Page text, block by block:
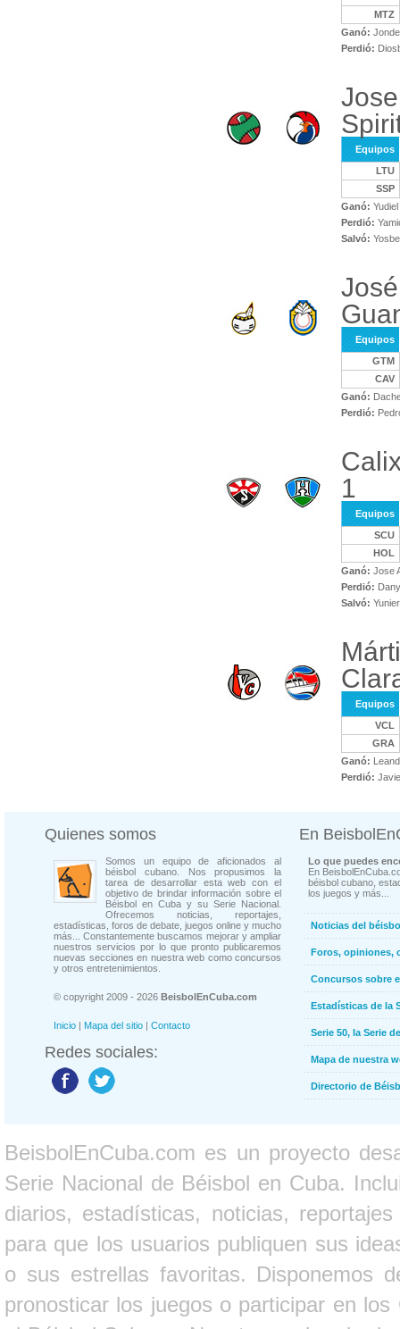
MTZ
Ganó:
Perdió:
Equipos
LTU
SSP
Ganó:
Perdió:
Salvó:
Equipos
GTM
CAV
Ganó:
Perdió:
1
Equipos
SCU
HOL
Ganó: Jose
Perdió:
Salvó:
Equipos
VCL
GRA
Ganó:
Perdió:
Quienes somos
Somos un equipo de aficionados al
béisbol cubano. Nos propusimos la
tarea de desarrollar esta web con el
objetivo de brindar información sobre el
Béisbol en Cuba y su Serie Nacional.
Ofrecemos noticias, reportajes,
estadísticas, foros de debate, juegos online y mucho
más... Constantemente buscamos mejorar y ampliar
nuestros servicios por lo que pronto publicaremos
nuevas secciones en nuestra web como concursos
y otros entretenimientos.
© copyright 2009 - 2026 BeisbolEnCuba.com
Inicio | Mapa del sitio | Contacto
Redes sociales:
En
Lo que puedes
En
béisbol cubano,
los juegos y más...
Noticias del
Foros, opiniones,
Concursos sobre
Estadísticas de la
Serie 50, la Serie
Mapa de nuestra
Directorio de
BeisbolEnCuba.com es un proyecto
Serie Nacional de Béisbol en Cuba.
diarios, estadísticas, noticias,
para que los usuarios publiquen sus
o sus estrellas favoritas. Disponemos
pronosticar los juegos o participar en